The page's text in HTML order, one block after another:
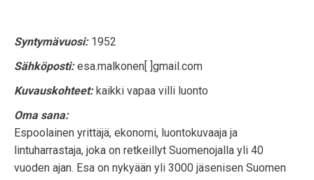
Syntymävuosi: 1952
Sähköposti:esa.malkonen[ ]gmail.com
Kuvauskohteet:kaikki vapaa villi luonto
Oma sana:
Espoolainen yrittäjä, ekonomi, luontokuvaaja ja
lintuharrastaja, joka on retkeillyt Suomenojalla yli 40
vuoden ajan. Esa on nykyään yli 3000 jäsenisen Suomen